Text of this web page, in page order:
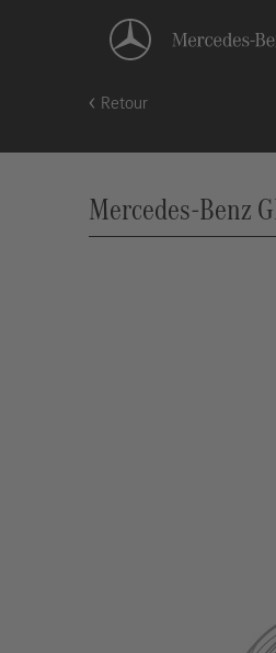
Retour
Mercedes-Benz